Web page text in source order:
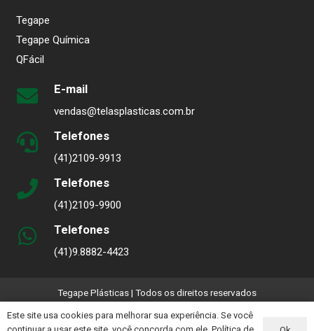
Tegape
Tegape Química
QFácil
E-mail
vendas@telasplasticas.com.br
Telefones
(41)2109-9913
Telefones
(41)2109-9900
Telefones
(41)9.8882-4423
Tegape Plásticas | Todos os direitos reservados
Aviso Sobre Boletos Falsos
Este site usa cookies para melhorar sua experiência. Se você